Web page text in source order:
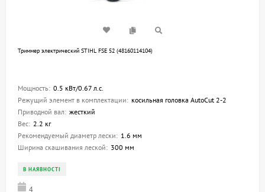
Триммер электрический STIHL FSE 52 (48160114104)
Мощность: 0.5 кВт/0.67 л.с.
Режущий элемент в комплектации: косильная головка AutoCut 2-2
Приводной вал: жесткий
Вес: 2.2 кг
Рекомендуемый диаметр лески: 1.6 мм
Ширина скашивания леской: 300 мм
В НАЯВНОСТІ
4